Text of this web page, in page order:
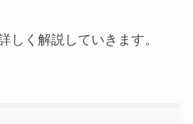
しく解説していきます。